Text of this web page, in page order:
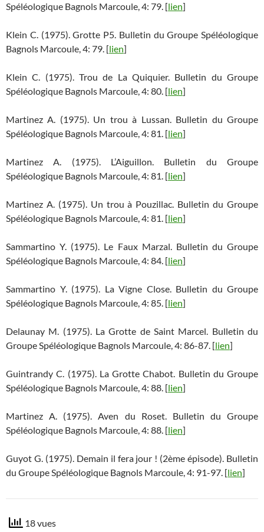
Spéléologique Bagnols Marcoule, 4: 79. [lien]
Klein C. (1975). Grotte P5. Bulletin du Groupe Spéléologique
Bagnols Marcoule, 4: 79. [lien]
Klein C. (1975). Trou de La Quiquier. Bulletin du Groupe
Spéléologique Bagnols Marcoule, 4: 80. [lien]
Martinez A. (1975). Un trou à Lussan. Bulletin du Groupe
Spéléologique Bagnols Marcoule, 4: 81. [lien]
Martinez A. (1975). L’Aiguillon. Bulletin du Groupe
Spéléologique Bagnols Marcoule, 4: 81. [lien]
Martinez A. (1975). Un trou à Pouzillac. Bulletin du Groupe
Spéléologique Bagnols Marcoule, 4: 81. [lien]
Sammartino Y. (1975). Le Faux Marzal. Bulletin du Groupe
Spéléologique Bagnols Marcoule, 4: 84. [lien]
Sammartino Y. (1975). La Vigne Close. Bulletin du Groupe
Spéléologique Bagnols Marcoule, 4: 85. [lien]
Delaunay M. (1975). La Grotte de Saint Marcel. Bulletin du
Groupe Spéléologique Bagnols Marcoule, 4: 86-87. [lien]
Guintrandy C. (1975). La Grotte Chabot. Bulletin du Groupe
Spéléologique Bagnols Marcoule, 4: 88. [lien]
Martinez A. (1975). Aven du Roset. Bulletin du Groupe
Spéléologique Bagnols Marcoule, 4: 88. [lien]
Guyot G. (1975). Demain il fera jour ! (2ème épisode). Bulletin
du Groupe Spéléologique Bagnols Marcoule, 4: 91-97. [lien]
18 vues